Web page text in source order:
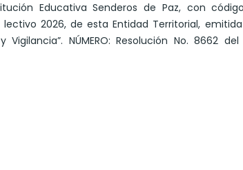
Educativa Senderos de Paz, con código
2026, de esta Entidad Territorial,
NÚMERO: Resolución No. 8662